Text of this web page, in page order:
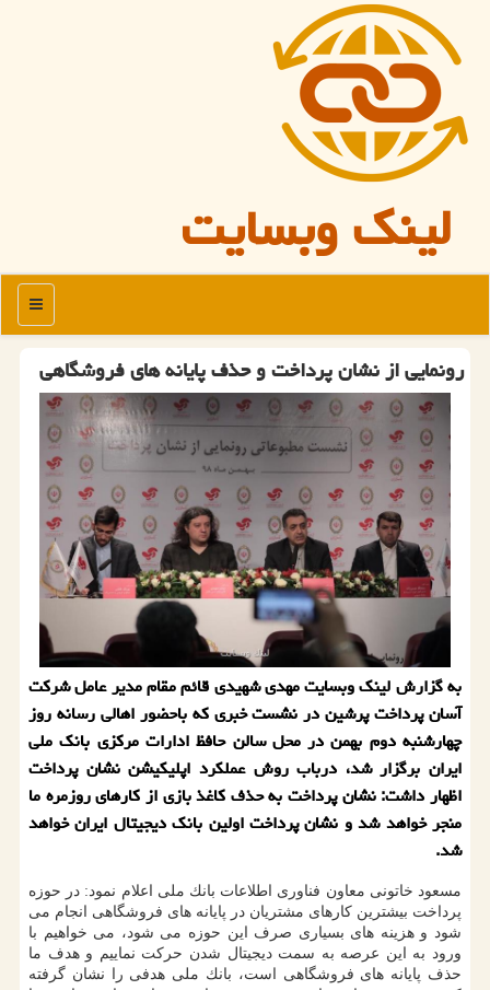
لینک وبسایت
منو
رونمایی از نشان پرداخت و حذف پایانه های فروشگاهی
به گزارش لینك وبسایت مهدی شهیدی قائم مقام مدیر عامل شركت
آسان پرداخت پرشین در نشست خبری كه باحضور اهالی رسانه روز
چهارشنبه دوم بهمن در محل سالن حافظ ادارات مركزی بانك ملی
ایران برگزار شد، درباب روش عملكرد اپلیكیشن نشان پرداخت
اظهار داشت: نشان پرداخت به حذف كاغذ بازی از كارهای روزمره ما
منجر خواهد شد و نشان پرداخت اولین بانك دیجیتال ایران خواهد
شد.
مسعود خاتونی معاون فناوری اطلاعات بانك ملی اعلام نمود: در حوزه
پرداخت بیشترین كارهای مشتریان در پایانه های فروشگاهی انجام می
شود و هزینه های بسیاری صرف این حوزه می شود، می خواهیم با
ورود به این عرصه به سمت دیجیتال شدن حركت نماییم و هدف ما
حذف پایانه های فروشگاهی است، بانك ملی هدفی را نشان گرفته